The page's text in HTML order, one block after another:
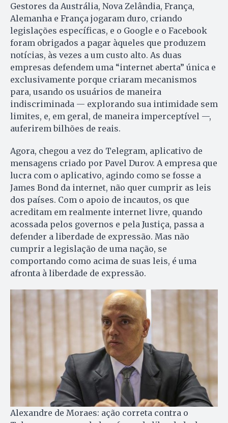
Gestores da Austrália, Nova Zelândia, França,
Alemanha e França jogaram duro, criando
legislações específicas, e o Google e o Facebook
foram obrigados a pagar àqueles que produzem
notícias, às vezes a um custo alto. As duas
empresas defendem uma “internet aberta” única e
exclusivamente porque criaram mecanismos
para, usando os usuários de maneira
indiscriminada — explorando sua intimidade sem
limites, e, em geral, de maneira imperceptível —,
auferirem bilhões de reais.
Agora, chegou a vez do Telegram, aplicativo de
mensagens criado por Pavel Durov. A empresa que
lucra com o aplicativo, agindo como se fosse a
James Bond da internet, não quer cumprir as leis
dos países. Com o apoio de incautos, os que
acreditam em realmente internet livre, quando
acossada pelos governos e pela Justiça, passa a
defender a liberdade de expressão. Mas não
cumprir a legislação de uma nação, se
comportando como acima de suas leis, é uma
afronta à liberdade de expressão.
Alexandre de Moraes: ação correta contra o